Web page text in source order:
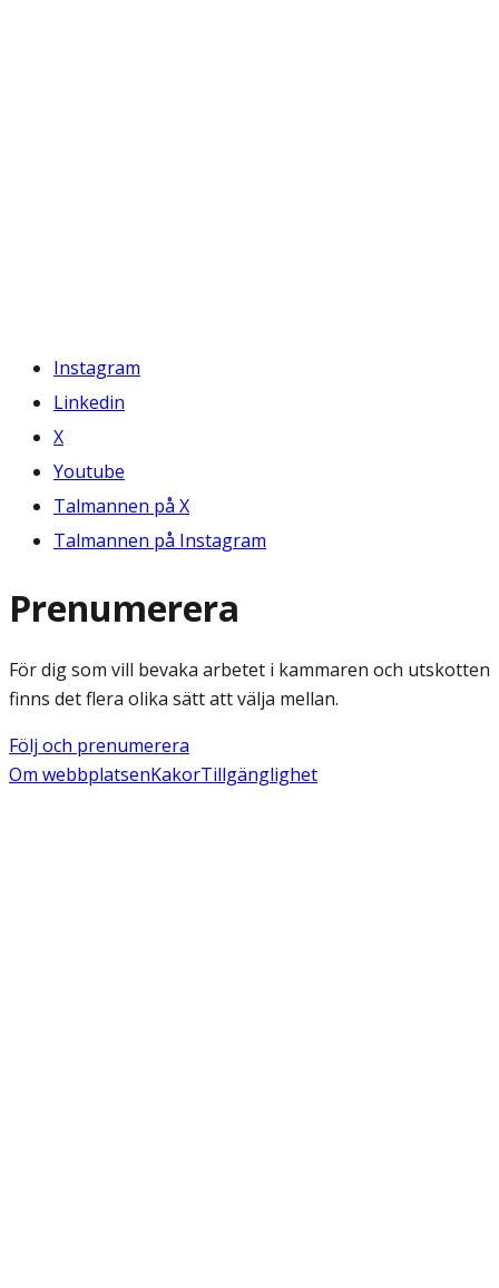
Instagram
Linkedin
X
Youtube
Talmannen på X
Talmannen på Instagram
Prenumerera
För dig som vill bevaka arbetet i kammaren och utskotten
finns det flera olika sätt att välja mellan.
Följ och prenumerera
Om webbplatsenKakorTillgänglighet